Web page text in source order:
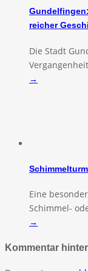
reicher
Die Stadt
→
Eine
Schimmel-
→
Kommentar